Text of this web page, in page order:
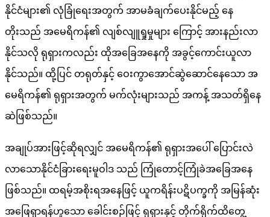
နိုင်ငံများ၏ လုံခြုံရေးအတွက် အာမခံချက်ပေးနိုင်မည့် နေ
တိုးသည် အမေရိကန်၏ လျစ်လျူရှုမှုများ ကြောင့် အားနည်းလာ
နိုင်သလို ရုရှားကလည်း ထိုအခြေအနေကို အခွင့်ကောင်းယူလာ
နိုင်သည်။ ထို့ပြင် တရုတ်နှင့် ဝေးကွာအောင်ဆွဲဆောင်နေသော အ
မေရိကန်၏ ရုရှားအတွက် မက်လုံးများသည် အကန့် အသတ်ရှိနေ
ဆဲဖြစ်သည်။
အချုပ်အားဖြင့်ဆိုရလျှင် အမေရိကန်၏ ရုရှားအပေါ် ပြောင်းလဲ
လာသောနိုင်ငံခြားရေးမူဝါဒ သည် ကြုံတောင့်ကြုံခဲအခြေအနေ
ဖြစ်သည်။ ထရမ့်အစိုးရအနေဖြင့် ယူကရိန်းပဋိပက္ခကို အမြန်ဆုံး
အဖြေရှာရန်ဟူသော ခေါင်းစဉ်ဖြင့် ရုရှားနှင့် တိုက်ရိုက်ထိတွေ့